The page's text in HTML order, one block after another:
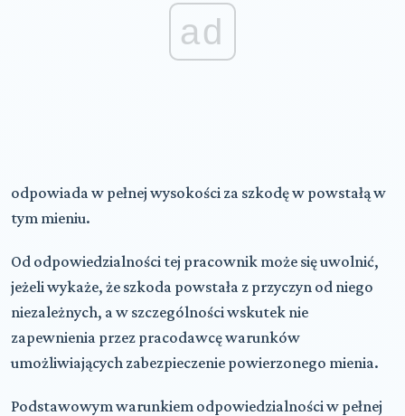
ad
odpowiada w pełnej wysokości za szkodę w powstałą w
tym mieniu.
Od odpowiedzialności tej pracownik może się uwolnić,
jeżeli wykaże, że szkoda powstała z przyczyn od niego
niezależnych, a w szczególności wskutek nie
zapewnienia przez pracodawcę warunków
umożliwiających zabezpieczenie powierzonego mienia.
Podstawowym warunkiem odpowiedzialności w pełnej